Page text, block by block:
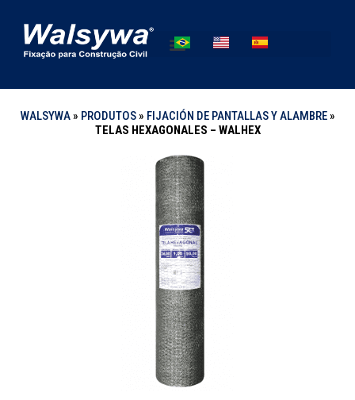
WALSYWA» PRODUTOS» FIJACIÓN DE PANTALLAS Y ALAMBRE»
TELAS HEXAGONALES – WALHEX